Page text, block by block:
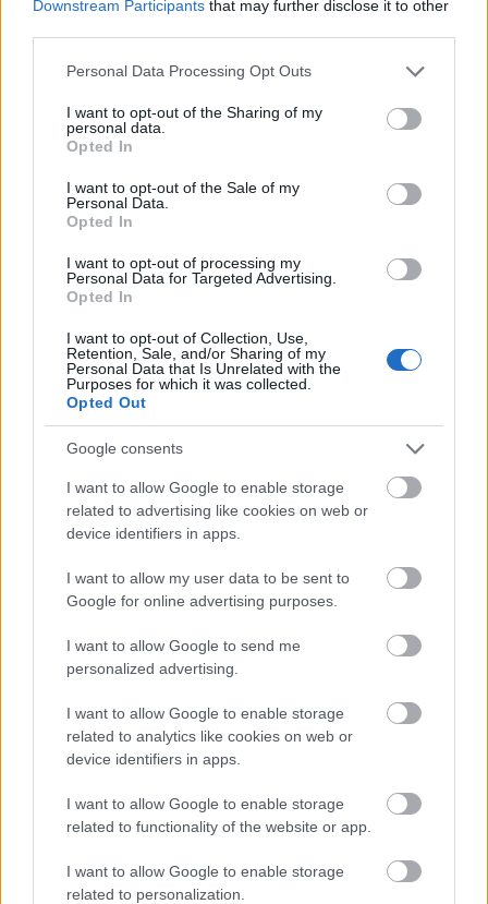
Downstream Participants that may further disclose it to other
Please note that this website/app uses one or more Google
not limited to your visit or usage behaviour. You may click to
grant or deny consent to Google and its third-party tags to
use your data for below specified purposes in below Google
consent section.
Personal Data Processing Opt Outs
I want to opt-out of the Sharing of my
personal data.
Opted In
I want to opt-out of the Sale of my
Personal Data.
Opted In
I want to opt-out of processing my
Personal Data for Targeted Advertising.
Opted In
I want to opt-out of Collection, Use,
Retention, Sale, and/or Sharing of my
Personal Data that Is Unrelated with the
Purposes for which it was collected.
Opted Out
Google consents
I want to allow Google to enable storage
related to advertising like cookies on web or
device identifiers in apps.
I want to allow my user data to be sent to
Google for online advertising purposes.
I want to allow Google to send me
personalized advertising.
I want to allow Google to enable storage
related to analytics like cookies on web or
device identifiers in apps.
I want to allow Google to enable storage
related to functionality of the website or app.
I want to allow Google to enable storage
related to personalization.
HÍREK egy órája
Ezek Irán új feltételei a Hormuzi-szoros
megnyitásához - hosszú a lista
HÍREK 2 órája
Románia már a frontra szállít? Súlyos
vádakkal rukkoltak elő az oroszok
HÍREK 2 órája
Friss ábrán a Duna vízszintje - Paksnál csak
HÍREK 2 órája
NÉPSZERŰ